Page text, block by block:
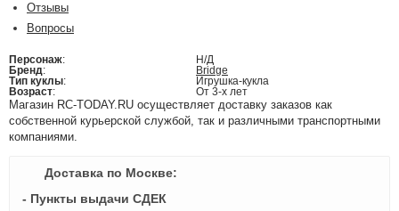
Отзывы
Вопросы
Персонаж:
Н/Д
Бренд:
Bridge
Тип куклы:
Игрушка-кукла
Возраст: От 3-х лет
Магазин RC-TODAY.RU осуществляет доставку заказов как
собственной курьерской службой, так и различными транспортными
компаниями.
Доставка по Москве:
- Пункты выдачи СДЕК